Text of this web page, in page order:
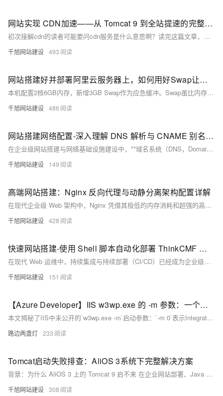
网站实现 CDN加速——从 Tomcat 9 到全站提速的完整实践
初次接解cdn的读者可能要问cdn服务是什么意思啊？读完这篇文章，您将明白cdn是什么意思，cdn服务在你脑海里不再是个抽象的概念，将会变成可在cdn加速服务器上可执行的步骤。 ## 一、为什么要做 CDN 加速 网站上线之后，随着访问量的增长，单一服务器直出的方案往往会暴露出明显瓶颈：北方用户访问南方机房延迟高、图片加载慢、首屏白屏时间长。即便在服务端已经做了 Tomcat 9 的 JVM 调优（`-Xms512m -Xmx1024m -XX:+UseG1GC`），也无法从根本上改善跨地域访问的物理延迟问题。
千旭网站建设 493
网站搭建好并部署阿里云服务器上，如何用好Swap让服务器保持稳定
本机配置2核6GB内存，新增3GB Swap作为应急缓冲。Swap虽比内存慢，但能有效避免内存耗尽时OOM Killer误杀Tomcat导致全站502。正常情况下几乎不启用，高峰时自动腾挪冷数据，显著提升稳定性，是低成本高收益的关键优化。
千旭网站建设 486
网站搭建网络配置-深入理解 DNS 解析与 CNAME 别名记录
在企业级网站搭建与网络基础设施建设中，**域名系统（DNS，Domain Name System）** 是连接用户和网站源站服务器之间最核心的“数字纽带”。 通俗地说，计算机在网络世界中只能通过复杂的 IP 地址（如 `192.168.1.1`）来互相识别和通信。然而，对于普通访客和搜索引擎爬虫来说，记忆 IP 地址是几乎不可能的，人们更习惯于输入简单、易记的域名（如 `www.qxgro.com`）。DNS 的核心使命，就是充当网络世界的“电话本”，近乎瞬时地将人类可读的域名解析为计算机可识别的二进制 IP 地址。
千旭网站建设 149
高端网站搭建：Nginx 反向代理与动静分离架构配置详解
在现代企业级 Web 架构中，Nginx 凭借其极低的内存消耗和超强的高并发处理能力，成为了不可或缺的流量网关。特别是在阿里云 ECS 实例搭配 Alibaba Cloud Linux 3 的环境下，Nginx 能够充分利用操作系统的网络栈优化，实现惊人的吞吐量。 本文将详细介绍如何配置 Nginx 的反向代理与动静分离，将静态资源请求与动态接口请求完美剥离，从而大幅提升网站的整体响应速度。
千旭网站建设 428
快速网站搭建-使用 Shell 脚本自动化部署 ThinkCMF 项目
在现代 Web 运维中，持续集成与持续部署（CI/CD）已经成为企业级网站搭建的标准配置。然而，对于许多中小型企业而言，引入复杂的 Jenkins 或 GitLab CI 可能会带来额外的服务器开销与维护成本。 相比之下，编写一个轻量、高效、针对性强的 Shell 自动化部署脚本，是实现快速网站搭建与敏捷迭代的性价比之选。 本文将结合生产环境的真实场景，为您详细拆解如何使用 Shell 脚本实现 PHP ThinkCMF 项目（以 Git 代码托管、Composer 依赖管理、Nginx 运行环境为例）的一键自动化编译、备份、部署与权限调优。
千旭网站建设 151
【Azure Developer】IIS w3wp.exe 的 -m 参数：一个未被记录的管道模式标识
本文揭秘了IIS中未公开的`w3wp.exe -m`启动参数：`-m 0`表示Integrated管道模式（推荐），`-m 1`为Classic模式。该发现源于Application Insights自动检测失效的排查，解释了其为何不支持Classic模式——因HttpModule无法全面拦截请求。
路边两盏灯 233
Tomcat启动失败排查：AliOS 3系统下完整解决方案
背景：为什么 AliOS 3 上的 Tomcat 9 启不来 在企业网站部署、Java 后台系统、OpenCMS 内容管理平台中，Apache Tomcat 9 是最主流的 Web 容器。我们的标准部署流程是：在 **Alibaba Cloud Linux 3**（基于 OpenAnolis 内核，与 RHEL 8 / CentOS 8 生态兼容）上，把 Tomcat 9.0.89 解压到 `/opt/tomcat9`，通过 `systemd` 托管服务，并在 `setenv.sh` 中统一管理 JVM 参数（`-Xms1024m -Xmx3072m -XX:+UseG1GC -XX:M
千旭网站建设 308